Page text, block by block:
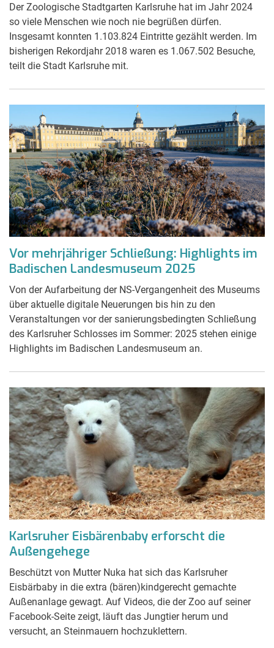
Der Zoologische Stadtgarten Karlsruhe hat im Jahr 2024
so viele Menschen wie noch nie begrüßen dürfen.
Insgesamt konnten 1.103.824 Eintritte gezählt werden. Im
bisherigen Rekordjahr 2018 waren es 1.067.502 Besuche,
teilt die Stadt Karlsruhe mit.
Vor mehrjähriger Schließung: Highlights im
Badischen Landesmuseum 2025
Von der Aufarbeitung der NS-Vergangenheit des Museums
über aktuelle digitale Neuerungen bis hin zu den
Veranstaltungen vor der sanierungsbedingten Schließung
des Karlsruher Schlosses im Sommer: 2025 stehen einige
Highlights im Badischen Landesmuseum an.
Karlsruher Eisbärenbaby erforscht die
Außengehege
Beschützt von Mutter Nuka hat sich das Karlsruher
Eisbärbaby in die extra (bären)kindgerecht gemachte
Außenanlage gewagt. Auf Videos, die der Zoo auf seiner
Facebook-Seite zeigt, läuft das Jungtier herum und
versucht, an Steinmauern hochzuklettern.